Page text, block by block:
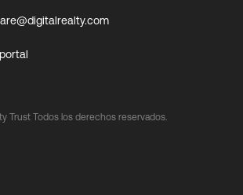
Trust Todos los derechos reservados.